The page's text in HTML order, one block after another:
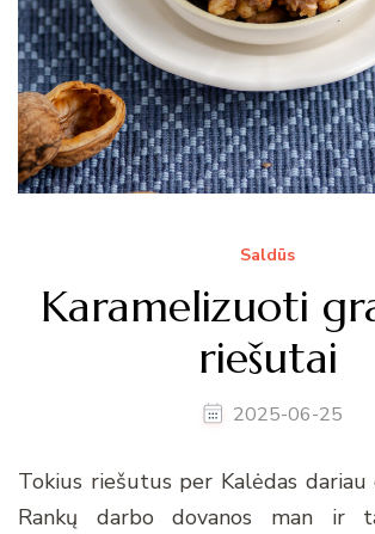
Saldūs
Karamelizuoti
riešutai
2025-06-25
Tokius riešutus per Kalėdas dariau
Rankų darbo dovanos man ir